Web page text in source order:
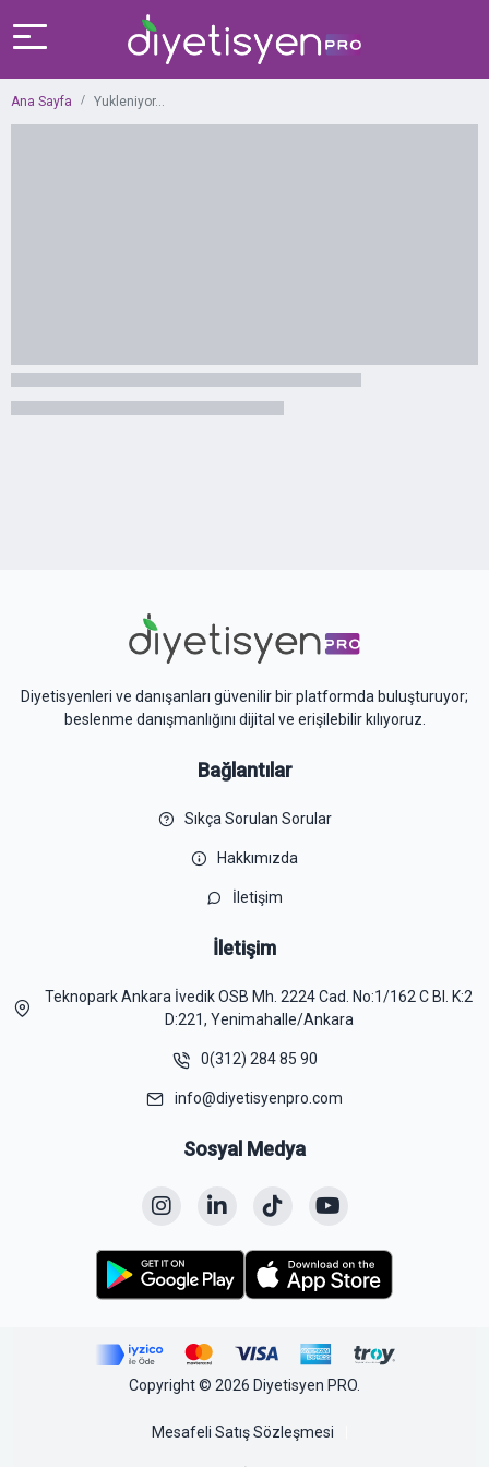
Ana Sayfa Yukleniyor...
Diyetisyenleri ve danışanları güvenilir bir platformda buluşturuyor;
beslenme danışmanlığını dijital ve erişilebilir kılıyoruz.
Bağlantılar
Sıkça Sorulan Sorular
Hakkımızda
İletişim
İletişim
Teknopark Ankara İvedik OSB Mh. 2224 Cad. No:1/162 C Bl. K:2
D:221, Yenimahalle/Ankara
0(312) 284 85 90
info@diyetisyenpro.com
Sosyal Medya
Copyright © 2026 Diyetisyen PRO.
Mesafeli Satış Sözleşmesi